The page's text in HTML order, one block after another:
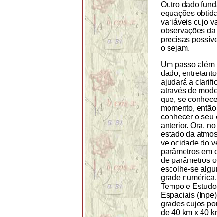
Outro dado
equações
variáveis cujo
observações
precisas
o sejam.
Um passo
dado,
ajudará a
através de
que, se
momento,
conhecer o seu
anterior. Ora,
estado da
velocidade do
parâmetros em
de parâmetros
escolhe-se
grade
Tempo e
Espaciais
grades cujos
de 40 km x 40